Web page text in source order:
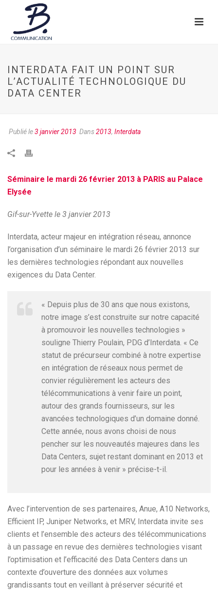
INTERDATA FAIT UN POINT SUR
L’ACTUALITÉ TECHNOLOGIQUE DU
DATA CENTER
Publié le3 janvier 2013 Dans2013, Interdata
Séminaire le mardi 26 février 2013 à PARIS au Palace
Elysée
Gif-sur-Yvette le 3 janvier 2013
Interdata, acteur majeur en intégration réseau, annonce
l’organisation d’un séminaire le mardi 26 février 2013 sur
les dernières technologies répondant aux nouvelles
exigences du Data Center.
« Depuis plus de 30 ans que nous existons,
notre image s’est construite sur notre capacité
à promouvoir les nouvelles technologies »
souligne Thierry Poulain, PDG d’Interdata. « Ce
statut de précurseur combiné à notre expertise
en intégration de réseaux nous permet de
convier régulièrement les acteurs des
télécommunications à venir faire un point,
autour des grands fournisseurs, sur les
avancées technologiques d’un domaine donné.
Cette année, nous avons choisi de nous
pencher sur les nouveautés majeures dans les
Data Centers, sujet restant dominant en 2013 et
pour les années à venir » précise-t-il.
Avec l’intervention de ses partenaires, Anue, A10 Networks,
Efficient IP, Juniper Networks, et MRV, Interdata invite ses
clients et l’ensemble des acteurs des télécommunications
à un passage en revue des dernières technologies visant
l’optimisation et l’efficacité des Data Centers dans un
contexte d’ouverture des données aux volumes
grandissants tout en veillant à préserver sécurité et